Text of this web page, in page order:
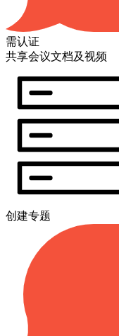
需认证
共享会议文档及视频
创建专题